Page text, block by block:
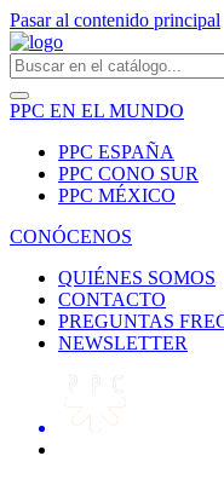
Pasar al contenido principal
PPC EN EL MUNDO
PPC ESPAÑA
PPC CONO SUR
PPC MÉXICO
CONÓCENOS
QUIÉNES SOMOS
CONTACTO
PREGUNTAS
NEWSLETTER